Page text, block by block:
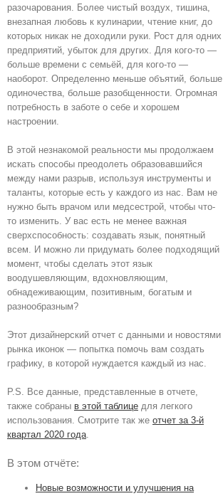
разочарования. Более чистый воздух, тишина,
внезапная любовь к кулинарии, чтение книг, до
которых никак не доходили руки. Рост для одних
предприятий, убыток для других. Для кого-то —
больше времени с семьёй, для кого-то —
наоборот. Определенно меньше объятий, больше
одиночества, больше разобщенности. Огромная
потребность в заботе о себе и хорошем
настроении.
В этой незнакомой реальности мы продолжаем
искать способы преодолеть образовавшийся
между нами разрыв, используя инструменты и
таланты, которые есть у каждого из нас. Вам не
нужно быть врачом или медсестрой, чтобы что-
то изменить. У вас есть не менее важная
сверхспособность: создавать язык, понятный
всем. И можно ли придумать более подходящий
момент, чтобы сделать этот язык
воодушевляющим, вдохновляющим,
обнадеживающим, позитивным, богатым и
разнообразным?
Этот дизайнерский отчет с данными и новостями
рынка иконок — попытка помочь вам создать
графику, в которой нуждается каждый из нас.
P.S. Все данные, представленные в отчете,
также собраны в этой таблице для легкого
использования. Смотрите так же отчет за 3-й
квартал 2020 года.
В этом отчёте:
Новые возможности и улучшения на